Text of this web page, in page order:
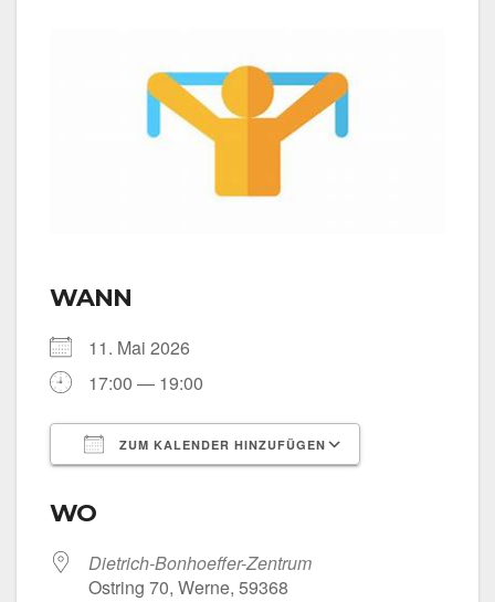
WANN
11. Mai 2026
17:00 — 19:00
ZUM KALENDER HINZUFÜGEN
WO
Dietrich-Bonhoeffer-Zentrum
Ost­ring 70, Wer­ne, 59368